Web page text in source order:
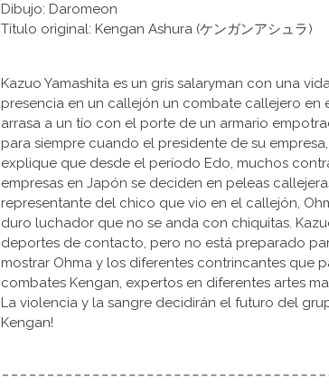
Dibujo: Daromeon
Título original: Kengan Ashura (ケンガンアシュラ)
Kazuo Yamashita es un gris salaryman con una
presencia en un callejón un combate callejero en
arrasa a un tío con el porte de un armario
para siempre cuando el presidente de su
explique que desde el período Edo, muchos
empresas en Japón se deciden en peleas
representante del chico que vio en el callejón,
duro luchador que no se anda con chiquitas.
deportes de contacto, pero no está preparado
mostrar Ohma y los diferentes contrincantes que
combates Kengan, expertos en diferentes artes
La violencia y la sangre decidirán el futuro del
Kengan!